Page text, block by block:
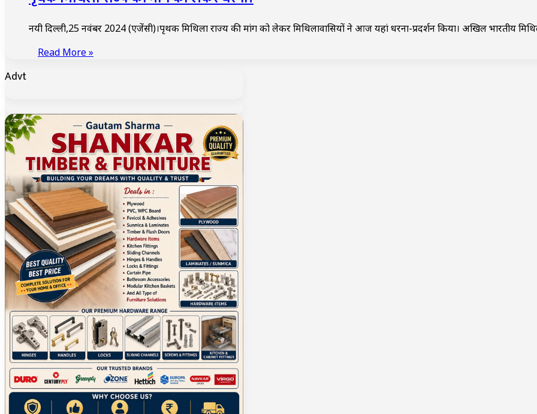
नयी दिल्ली,25 नवंबर 2024 (एजेंसी)।पृथक मिथिला राज्य की मांग को लेकर मिथिलावासियों ने आज यहां धरना-प्रदर्शन किया। अखिल भारतीय
Read More »
Advt